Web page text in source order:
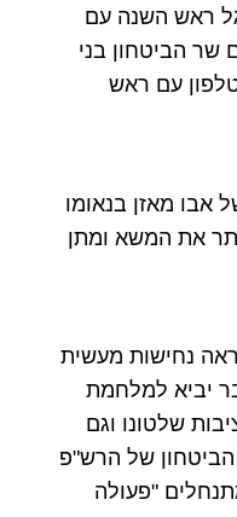
ראש השנה עם
שר הביטחון בני
עם ראש
אבו מאזן בנאומו
את המשא ומתן
נחישות מעשית
יביא למלחמת
שלטונו וגם
הביטחון של הרש"פ
"פעולה